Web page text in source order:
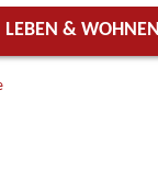
LEBEN & WOHNEN